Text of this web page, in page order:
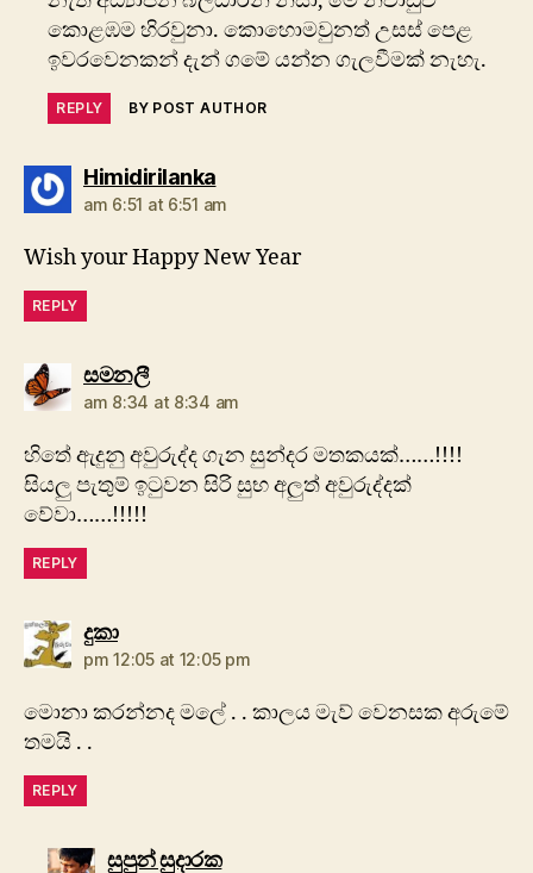
කොළඹම හිරවුනා. ‍කො‍හොමවුනත් උසස් පෙළ
ඉවරවෙනකන් දැන් ගමේ යන්න ගැලවීමක් නැහැ.
REPLY BY POST AUTHOR
Himidirilankasays:
am 6:51 at 6:51 am
Wish your Happy New Year
REPLY
සමනලීsays:
am 8:34 at 8:34 am
හිතේ ඇදුනු අවුරුද්ද ගැන සුන්දර මතකයක්……!!!!
සියලු පැතුම් ඉටුවන සිරි සුභ අලුත් අවුරුද්දක්
වේවා……!!!!!
REPLY
දුකාsays:
pm 12:05 at 12:05 pm
මොනා කරන්නද මලේ . . කාලය මැව් වෙනසක අරුමේ
තමයි . .
REPLY
සුපුන් සුදාරකsays: